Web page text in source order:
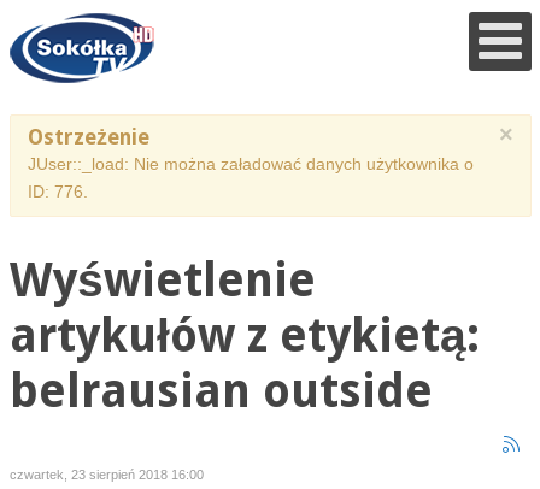
×
Ostrzeżenie
JUser::_load: Nie można załadować danych użytkownika o
ID: 776.
Wyświetlenie
artykułów z etykietą:
belrausian outside
czwartek, 23 sierpień 2018 16:00